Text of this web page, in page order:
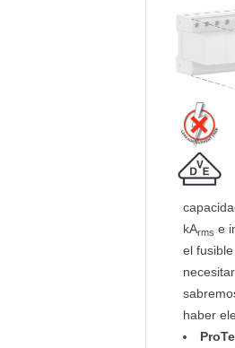
kArms e
el
haber